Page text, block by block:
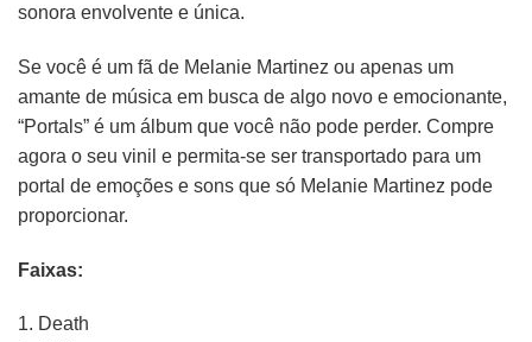
sonora envolvente e única.
Se você é um fã de Melanie Martinez ou apenas um
amante de música em busca de algo novo e emocionante,
“Portals” é um álbum que você não pode perder. Compre
agora o seu vinil e permita-se ser transportado para um
portal de emoções e sons que só Melanie Martinez pode
proporcionar.
Faixas:
1. Death